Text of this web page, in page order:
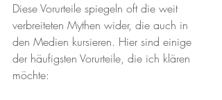
Diese Vorurteile spiegeln oft die weit
verbreiteten Mythen wider, die auch in
den Medien kursieren. Hier sind einige
der häufigsten Vorurteile, die ich klären
möchte: